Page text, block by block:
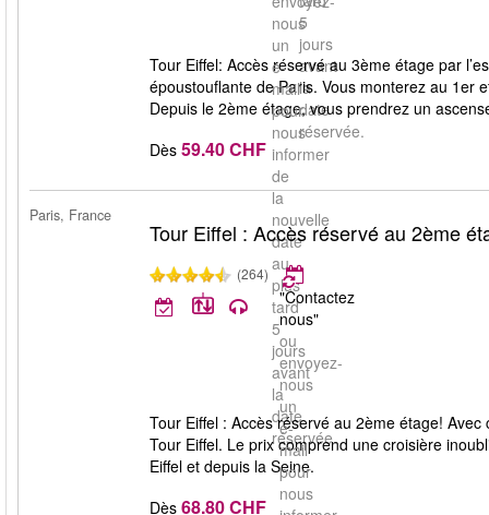
5
jours
avant
la
date
réservée.
nous
un
e-
mail
pour
nous
informer
de
la
nouvelle
date
au
plus
tard
5
jours
avant
la
date
réservée.
Tour Eiffel: Accès réservé au 3ème étage par
époustouflante de Paris. Vous monterez au 1er
Depuis le 2ème étage, vous prendrez un
Dès 59.40 CHF
Paris, France
Tour Eiffel : Accès réservé au 2ème
(264)
"Contactez
nous"
ou
envoyez-
nous
un
e-
mail
pour
nous
Tour Eiffel : Accès réservé au 2ème étage!
Tour Eiffel. Le prix comprend une croisière
Eiffel et depuis la Seine.
Dès 68.80 CHF